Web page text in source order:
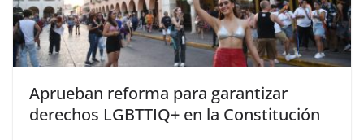
Aprueban reforma para garantizar
derechos LGBTTIQ+ en la Constitución